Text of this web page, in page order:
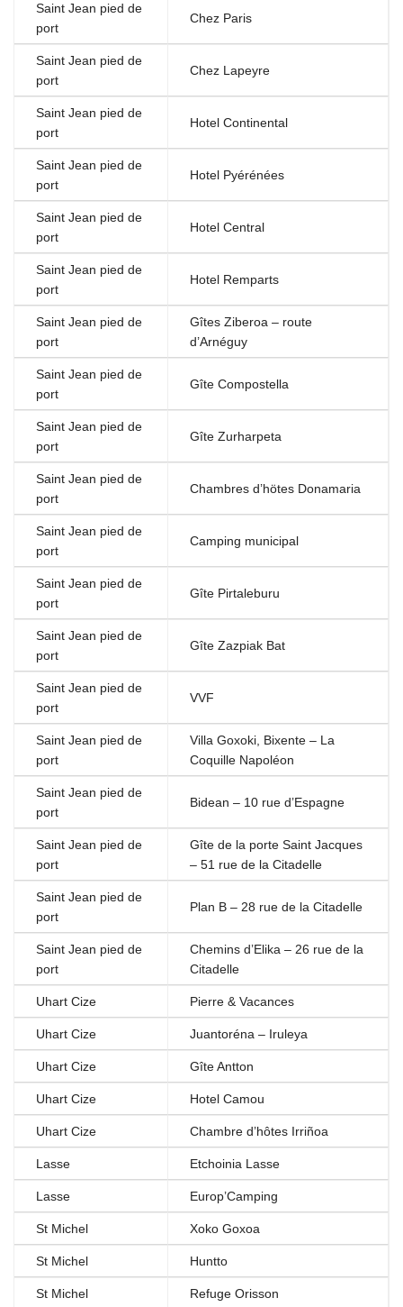
Saint Jean pied de
port
Chez Paris
Saint Jean pied de
port
Chez Lapeyre
Saint Jean pied de
port
Hotel Continental
Saint Jean pied de
port
Hotel Pyérénées
Saint Jean pied de
port
Hotel Central
Saint Jean pied de
port
Hotel Remparts
Saint Jean pied de
port
Gîtes Ziberoa – route
d’Arnéguy
Saint Jean pied de
port
Gîte Compostella
Saint Jean pied de
port
Gîte Zurharpeta
Saint Jean pied de
port
Chambres d’hötes Donamaria
Saint Jean pied de
port
Camping municipal
Saint Jean pied de
port
Gîte Pirtaleburu
Saint Jean pied de
port
Gîte Zazpiak Bat
Saint Jean pied de
port
VVF
Saint Jean pied de
port
Villa Goxoki, Bixente – La
Coquille Napoléon
Saint Jean pied de
port
Bidean – 10 rue d’Espagne
Saint Jean pied de
port
Gîte de la porte Saint Jacques
– 51 rue de la Citadelle
Saint Jean pied de
port
Plan B – 28 rue de la Citadelle
Saint Jean pied de
port
Chemins d’Elika – 26 rue de la
Citadelle
Uhart Cize Pierre & Vacances
Uhart Cize Juantoréna – Iruleya
Uhart Cize Gîte Antton
Uhart Cize Hotel Camou
Uhart Cize Chambre d’hôtes Irriñoa
Lasse Etchoinia Lasse
Lasse Europ’Camping
St Michel Xoko Goxoa
St Michel Huntto
St Michel Refuge Orisson